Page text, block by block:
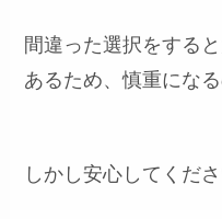
間違った選択をする
あるため、慎重にな
しかし安心してくださ